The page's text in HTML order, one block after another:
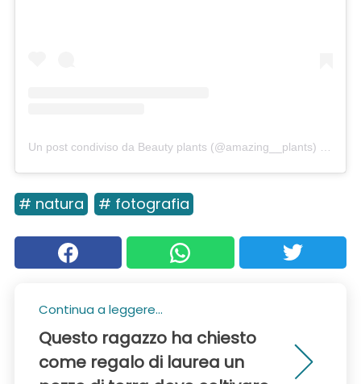
Un post condiviso da Beauty plants (@amazing__plants)
# natura # fotografia
Continua a leggere...
Questo ragazzo ha chiesto
come regalo di laurea un